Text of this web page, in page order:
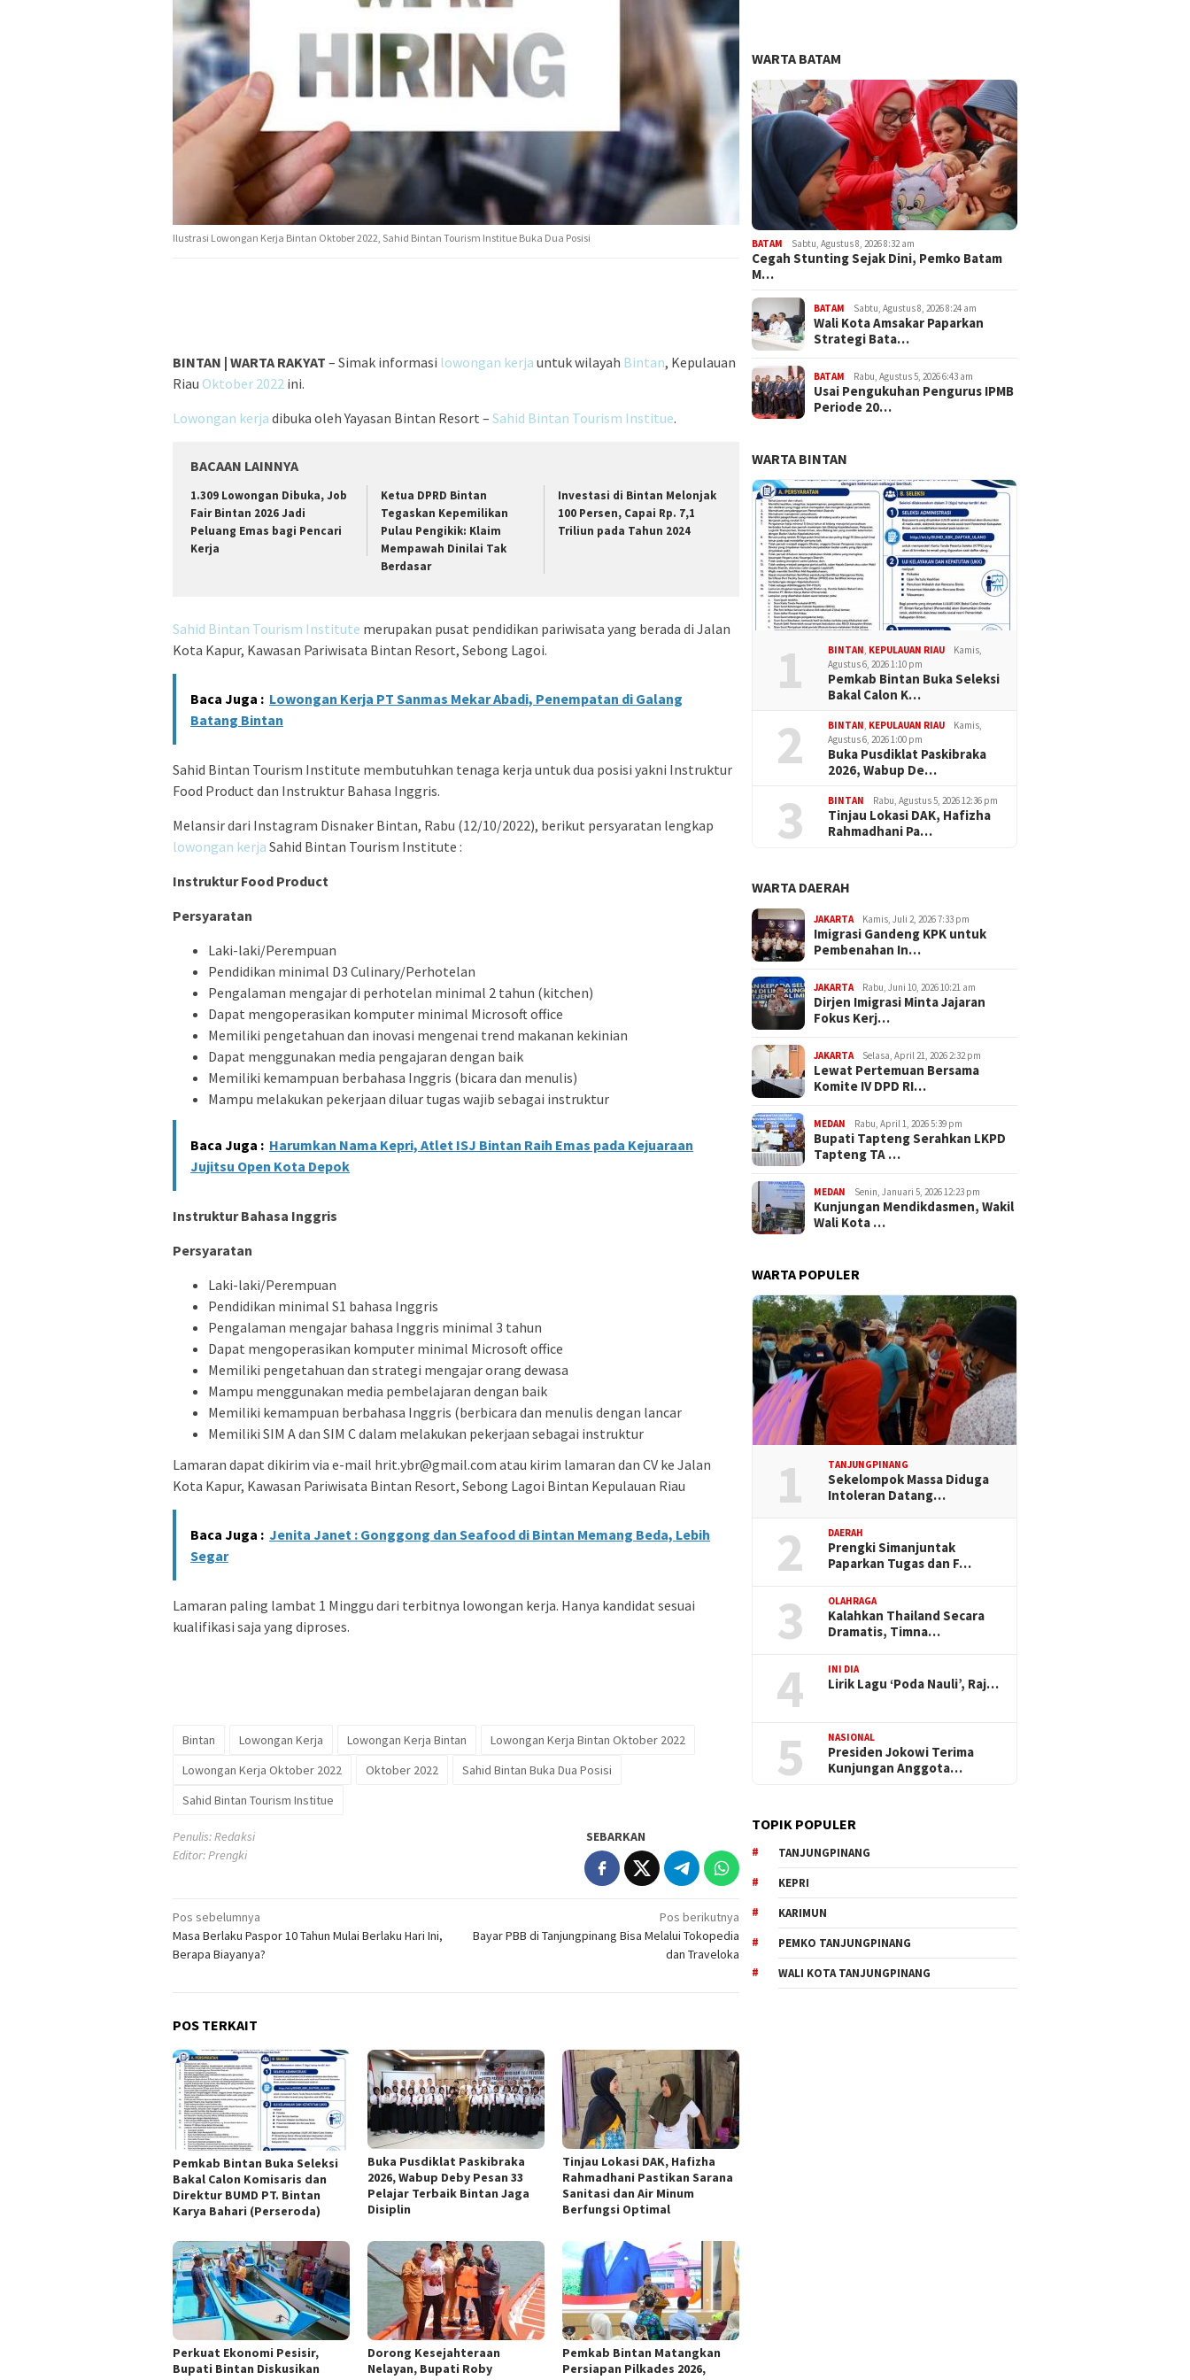
Ilustrasi Lowongan Kerja Bintan Oktober 2022, Sahid Bintan Tourism Institue Buka Dua Posisi
BINTAN | WARTA RAKYAT – Simak informasi lowongan kerja untuk wilayah Bintan, Kepulauan
Riau Oktober 2022 ini.
Lowongan kerja dibuka oleh Yayasan Bintan Resort – Sahid Bintan Tourism Institue.
BACAAN LAINNYA
1.309 Lowongan Dibuka, Job
Fair Bintan 2026 Jadi
Peluang Emas bagi Pencari
Kerja
Ketua DPRD Bintan
Tegaskan Kepemilikan
Pulau Pengikik: Klaim
Mempawah Dinilai Tak
Berdasar
Investasi di Bintan Melonjak
100 Persen, Capai Rp. 7,1
Triliun pada Tahun 2024
Sahid Bintan Tourism Institute merupakan pusat pendidikan pariwisata yang berada di Jalan
Kota Kapur, Kawasan Pariwisata Bintan Resort, Sebong Lagoi.
Baca Juga : Lowongan Kerja PT Sanmas Mekar Abadi, Penempatan di Galang
Batang Bintan
Sahid Bintan Tourism Institute membutuhkan tenaga kerja untuk dua posisi yakni Instruktur
Food Product dan Instruktur Bahasa Inggris.
Melansir dari Instagram Disnaker Bintan, Rabu (12/10/2022), berikut persyaratan lengkap
lowongan kerja Sahid Bintan Tourism Institute :
Instruktur Food Product
Persyaratan
Laki-laki/Perempuan
Pendidikan minimal D3 Culinary/Perhotelan
Pengalaman mengajar di perhotelan minimal 2 tahun (kitchen)
Dapat mengoperasikan komputer minimal Microsoft office
Memiliki pengetahuan dan inovasi mengenai trend makanan kekinian
Dapat menggunakan media pengajaran dengan baik
Memiliki kemampuan berbahasa Inggris (bicara dan menulis)
Mampu melakukan pekerjaan diluar tugas wajib sebagai instruktur
Baca Juga : Harumkan Nama Kepri, Atlet ISJ Bintan Raih Emas pada Kejuaraan
Jujitsu Open Kota Depok
Instruktur Bahasa Inggris
Persyaratan
Laki-laki/Perempuan
Pendidikan minimal S1 bahasa Inggris
Pengalaman mengajar bahasa Inggris minimal 3 tahun
Dapat mengoperasikan komputer minimal Microsoft office
Memiliki pengetahuan dan strategi mengajar orang dewasa
Mampu menggunakan media pembelajaran dengan baik
Memiliki kemampuan berbahasa Inggris (berbicara dan menulis dengan lancar
Memiliki SIM A dan SIM C dalam melakukan pekerjaan sebagai instruktur
Lamaran dapat dikirim via e-mail hrit.ybr@gmail.com atau kirim lamaran dan CV ke Jalan
Kota Kapur, Kawasan Pariwisata Bintan Resort, Sebong Lagoi Bintan Kepulauan Riau
Baca Juga : Jenita Janet : Gonggong dan Seafood di Bintan Memang Beda, Lebih
Segar
Lamaran paling lambat 1 Minggu dari terbitnya lowongan kerja. Hanya kandidat sesuai
kualifikasi saja yang diproses.
Bintan Lowongan Kerja Lowongan Kerja Bintan
Lowongan Kerja Bintan Oktober 2022
Lowongan Kerja Oktober 2022
Oktober 2022
Sahid Bintan Buka Dua Posisi
Sahid Bintan Tourism Institue
Penulis: Redaksi
Editor: Prengki
SEBARKAN
Navigasi
pos
Pos sebelumnya
Masa Berlaku Paspor 10 Tahun Mulai Berlaku Hari Ini,
Berapa Biayanya?
Pos berikutnya
Bayar PBB di Tanjungpinang Bisa Melalui Tokopedia
dan Traveloka
POS TERKAIT
Pemkab Bintan Buka Seleksi
Bakal Calon Komisaris dan
Direktur BUMD PT. Bintan
Karya Bahari (Perseroda)
Buka Pusdiklat Paskibraka
2026, Wabup Deby Pesan 33
Pelajar Terbaik Bintan Jaga
Disiplin
Tinjau Lokasi DAK, Hafizha
Rahmadhani Pastikan Sarana
Sanitasi dan Air Minum
Berfungsi Optimal
Perkuat Ekonomi Pesisir,
Bupati Bintan Diskusikan
Dorong Kesejahteraan
Nelayan, Bupati Roby
Pemkab Bintan Matangkan
Persiapan Pilkades 2026,
WARTA BATAM
BATAM Sabtu, Agustus 8, 2026 8:32 am
Cegah Stunting Sejak Dini, Pemko Batam
M…
BATAM Sabtu, Agustus 8, 2026 8:24 am
Wali Kota Amsakar Paparkan
Strategi Bata…
BATAM Rabu, Agustus 5, 2026 6:43 am
Usai Pengukuhan Pengurus IPMB
Periode 20…
WARTA BINTAN
1 BINTAN KEPULAUAN RIAU
Kamis,
Agustus 6, 2026 1:10 pm
Pemkab Bintan Buka Seleksi
Bakal Calon K…
2 BINTAN KEPULAUAN RIAU
Kamis,
Agustus 6, 2026 1:00 pm
Buka Pusdiklat Paskibraka
2026, Wabup De…
3 BINTAN Rabu, Agustus 5, 2026 12:36 pm
Tinjau Lokasi DAK, Hafizha
Rahmadhani Pa…
WARTA DAERAH
JAKARTA Kamis, Juli 2, 2026 7:33 pm
Imigrasi Gandeng KPK untuk
Pembenahan In…
JAKARTA Rabu, Juni 10, 2026 10:21 am
Dirjen Imigrasi Minta Jajaran
Fokus Kerj…
JAKARTA Selasa, April 21, 2026 2:32 pm
Lewat Pertemuan Bersama
Komite IV DPD RI…
MEDAN Rabu, April 1, 2026 5:39 pm
Bupati Tapteng Serahkan LKPD
Tapteng TA …
MEDAN Senin, Januari 5, 2026 12:23 pm
Kunjungan Mendikdasmen, Wakil
Wali Kota …
WARTA POPULER
1 TANJUNGPINANG
Sekelompok Massa Diduga
Intoleran Datang…
2 DAERAH
Prengki Simanjuntak
Paparkan Tugas dan F…
3 OLAHRAGA
Kalahkan Thailand Secara
Dramatis, Timna…
4 INI DIA
Lirik Lagu ‘Poda Nauli’, Raj…
5 NASIONAL
Presiden Jokowi Terima
Kunjungan Anggota…
TOPIK POPULER
TANJUNGPINANG
KEPRI
KARIMUN
PEMKO TANJUNGPINANG
WALI KOTA TANJUNGPINANG